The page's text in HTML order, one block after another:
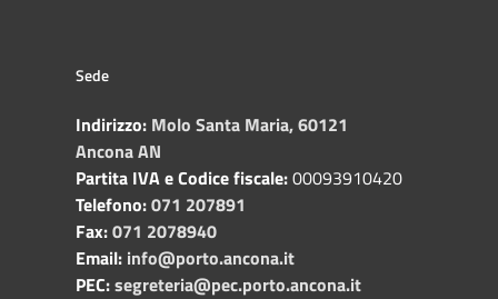
Sede
Indirizzo: Molo Santa Maria, 60121
Ancona AN
Partita IVA e Codice fiscale:00093910420
Telefono:071 207891
Fax:071 2078940
Email: info@porto.ancona.it
PEC:segreteria@pec.porto.ancona.it